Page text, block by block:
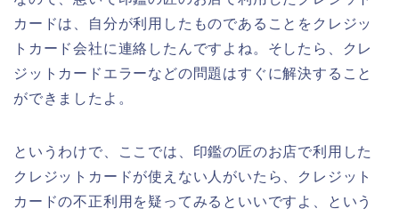
カードは、自分が利用したものであることをクレジッ
トカード会社に連絡したんですよね。そしたら、クレ
ジットカードエラーなどの問題はすぐに解決すること
ができましたよ。
というわけで、ここでは、印鑑の匠のお店で利用した
クレジットカードが使えない人がいたら、クレジット
カードの不正利用を疑ってみるといいですよ、という